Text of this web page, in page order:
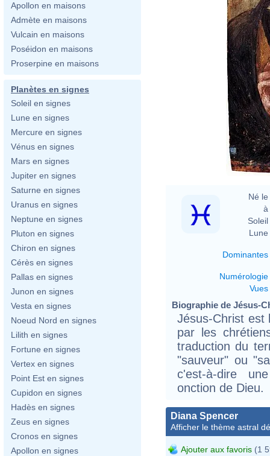
Apollon en maisons
Admète en maisons
Vulcain en maisons
Poséidon en maisons
Proserpine en maisons
Planètes en signes
Soleil en signes
Lune en signes
Mercure en signes
Vénus en signes
Mars en signes
Jupiter en signes
Saturne en signes
Uranus en signes
Neptune en signes
Pluton en signes
Chiron en signes
Cérès en signes
Pallas en signes
Junon en signes
Vesta en signes
Noeud Nord en signes
Lilith en signes
Fortune en signes
Vertex en signes
Point Est en signes
Cupidon en signes
Hadès en signes
Zeus en signes
Cronos en signes
Apollon en signes
Né le
à
Soleil
Lune
Dominantes
Numérologie
Vues
Biographie de Jésus-
Jésus-Christ est
par les
traduction du
"sauveur" ou
c'est-à-dire
onction de Dieu.
Diana Spencer
Afficher le thème astral
Ajouter aux favoris (1